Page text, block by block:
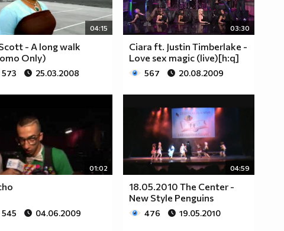
04:15
- A long walk
Only)
573 25.03.2008
03:30
Ciara ft. Justin Timberlake -
Love sex magic (live)[h:q]
567 20.08.2009
01:02
545 04.06.2009
04:59
18.05.2010 The Center -
New Style Penguins
476 19.05.2010